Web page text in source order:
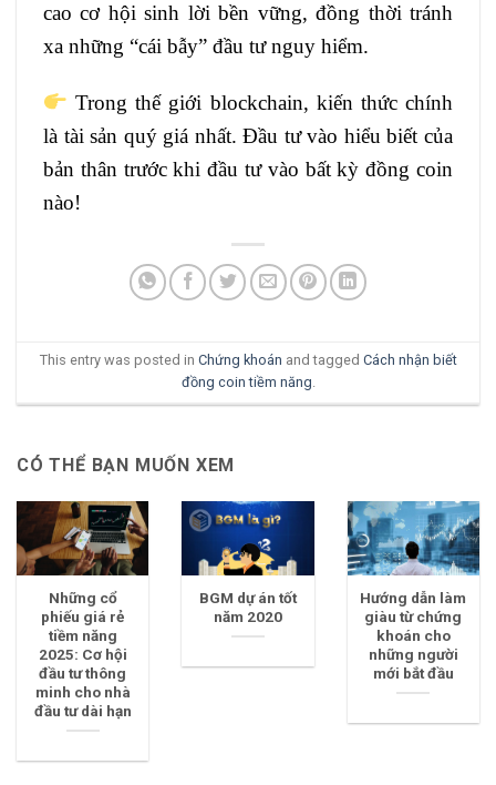
cao cơ hội sinh lời bền vững, đồng thời tránh
xa những “cái bẫy” đầu tư nguy hiểm.
Trong thế giới blockchain, kiến thức chính
là tài sản quý giá nhất. Đầu tư vào hiểu biết của
bản thân trước khi đầu tư vào bất kỳ đồng coin
nào!
This entry was posted in Chứng khoán and tagged Cách nhận biết
đồng coin tiềm năng.
CÓ THỂ BẠN MUỐN XEM
Những cổ
phiếu giá rẻ
tiềm năng
2025: Cơ hội
đầu tư thông
minh cho nhà
đầu tư dài hạn
BGM dự án tốt
năm 2020
Hướng dẫn làm
giàu từ chứng
khoán cho
những người
mới bắt đầu